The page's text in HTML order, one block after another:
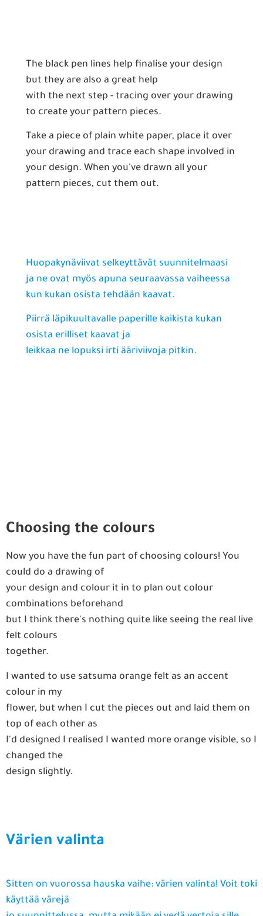
The black pen lines help finalise your design
but they are also a great help
with the next step - tracing over your drawing
to create your pattern pieces.
Take a piece of plain white paper, place it over
your drawing and trace each shape involved in
your design. When you've drawn all your
pattern pieces, cut them out.
Huopakynäviivat selkeyttävät suunnitelmaasi
ja ne ovat myös apuna seuraavassa vaiheessa
kun kukan osista tehdään kaavat.
Piirrä läpikuultavalle paperille kaikista kukan
osista erilliset kaavat ja
leikkaa ne lopuksi irti ääriviivoja pitkin.
Choosing the colours
Now you have the fun part of choosing colours! You
could do a drawing of
your design and colour it in to plan out colour
combinations beforehand
but I think there's nothing quite like seeing the real live
felt colours
together.
I wanted to use satsuma orange felt as an accent
colour in my
flower, but when I cut the pieces out and laid them on
top of each other as
I'd designed I realised I wanted more orange visible, so I
changed the
design slightly.
Värien valinta
Sitten on vuorossa hauska vaihe: värien valinta! Voit toki
käyttää värejä